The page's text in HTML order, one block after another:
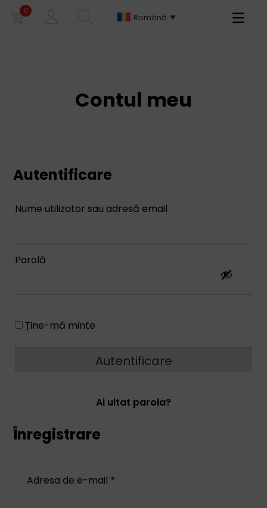
0
Română
Primary
Contul meu
Autentificare
Nume utilizator sau adresă email
Parolă
Ține-mă minte
Autentificare
Ai uitat parola?
Înregistrare
Adresa de e-mail *